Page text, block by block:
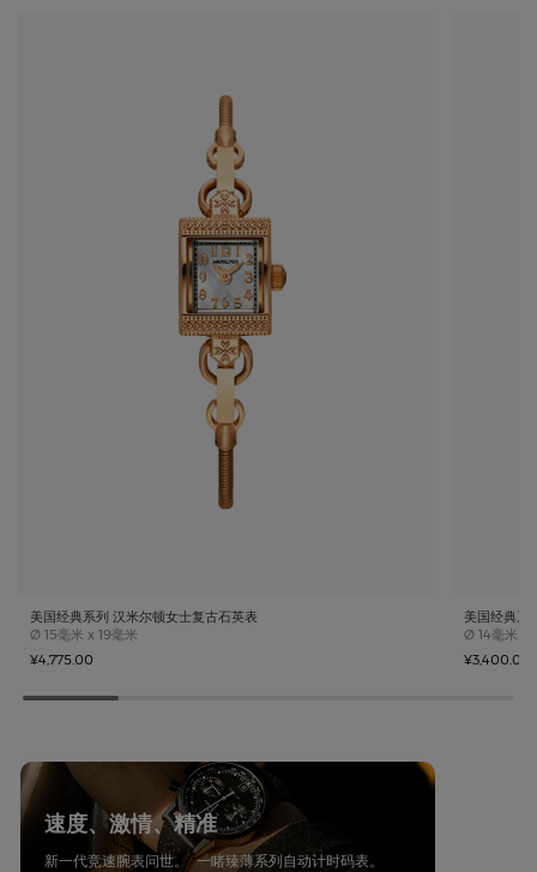
美国经典系列 汉米尔顿女士复古石英表
Ø Case size
15毫米 x 19毫米
¥4,775.00
美国经典系
Ø Case size
14毫米 x
¥3,400.00
速度、激情、精准
新一代竞速腕表问世。 一睹臻薄系列自动计时码表。